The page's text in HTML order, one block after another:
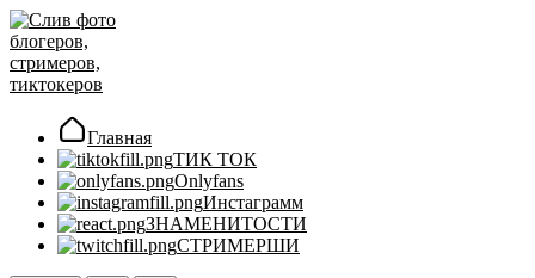
Перейти
к
содержимому
Главная
ТИК ТОК
Onlyfans
Инстаграмм
ЗНАМЕНИТОСТИ
СТРИМЕРШИ